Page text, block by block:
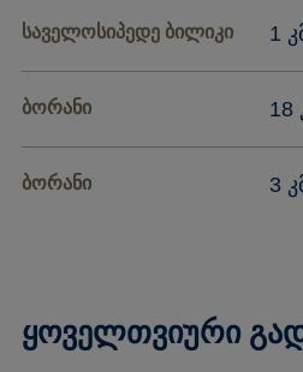
საველოსიპედე ბილიკი 1
ბორანი 18
ბორანი 3
ყოველთვიური